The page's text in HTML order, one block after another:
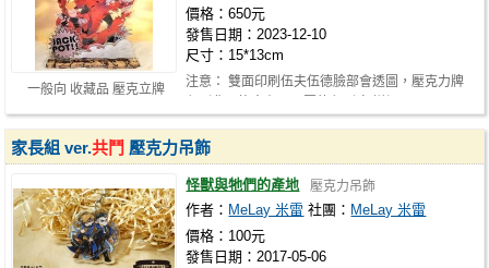
一般向 收藏品 壓克立牌
價格：650元
發售日期：2023-12-10
尺寸：15*13cm
注意： 雙面印刷伍夫伍德臉部會透圖，壓克力牌
家長組 ver.共鬥 壓克力吊飾
怪獸與牠們的產地 壓克力吊飾
作者： MeLay 米雷 社團： MeLay 米雷
價格：100元
發售日期：2017-05-06